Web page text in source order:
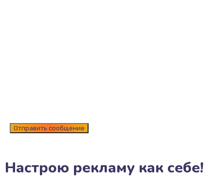
Настрою рекламу как себе!